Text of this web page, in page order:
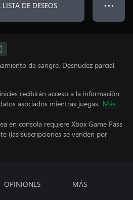
DE DESEOS ● ● ●
de sangre, Desnudez parcial,
recibirán acceso a la información
asociados mientras juegas. Más
en consola requiere Xbox Game Pass
(las suscripciones se venden por
OPINIONES MÁS